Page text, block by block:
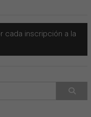
cada inscripción a la